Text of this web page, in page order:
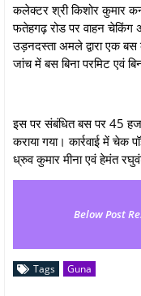
कलेक्टर श्री किशोर कुमार
फतेहगढ़ रोड पर वाहन चेकिंग
उड़नदस्ता अमले द्वारा एक
जांच में बस बिना परमिट एवं
इस पर संबंधित बस पर 45
कराया गया। कार्रवाई में चेक
ध्रुव कुमार मीना एवं हेमंत
Below Post
Tags Guna